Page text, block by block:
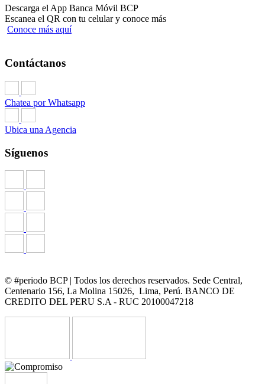
Descarga el App Banca Móvil BCP
Escanea el QR con tu celular y conoce más
Conoce más aquí
Contáctanos
Chatea por Whatsapp
Ubica una Agencia
Síguenos
© #periodo BCP | Todos los derechos reservados. Sede Central,
Centenario 156, La Molina 15026, Lima, Perú. BANCO DE
CREDITO DEL PERU S.A - RUC 20100047218